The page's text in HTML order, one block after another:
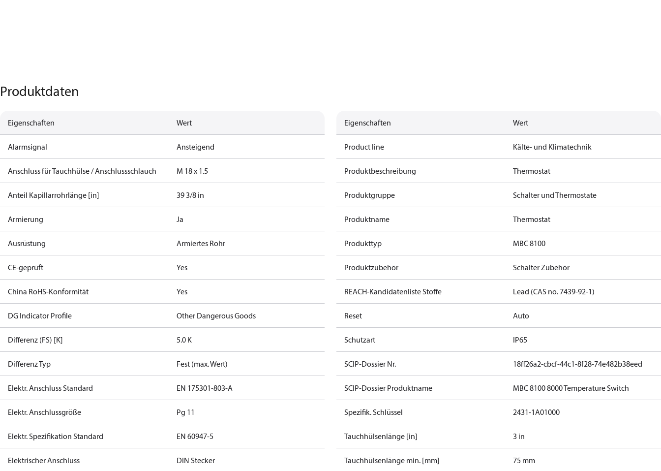
Produktdaten
Eigenschaften Wert
Alarmsignal Ansteigend
Anschluss für Tauchhülse / Anschlussschlauch M 18 x 1.5
Anteil Kapillarrohrlänge [in] 39 3/8 in
Armierung Ja
Ausrüstung Armiertes Rohr
CE-geprüft Yes
China RoHS-Konformität Yes
DG Indicator Profile Other Dangerous Goods
Differenz (FS) [K] 5.0 K
Differenz Typ Fest (max. Wert)
Elektr. Anschluss Standard EN 175301-803-A
Elektr. Anschlussgröße Pg 11
Elektr. Spezifikation Standard EN 60947-5
Elektrischer Anschluss DIN Stecker
Eigenschaften Wert
Product line Kälte- und Klimatechnik
Produktbeschreibung Thermostat
Produktgruppe Schalter und Thermostate
Produktname Thermostat
Produkttyp MBC 8100
Produktzubehör Schalter Zubehör
REACH-Kandidatenliste Stoffe Lead (CAS no. 7439-92-1)
Reset Auto
Schutzart IP65
SCIP-Dossier Nr. 18ff26a2-cbcf-44c1-8f28-74e482b38eed
SCIP-Dossier Produktname MBC 8100 8000 Temperature Switch
Spezifik. Schlüssel 2431-1A01000
Tauchhülsenlänge [in] 3 in
Tauchhülsenlänge min. [mm] 75 mm